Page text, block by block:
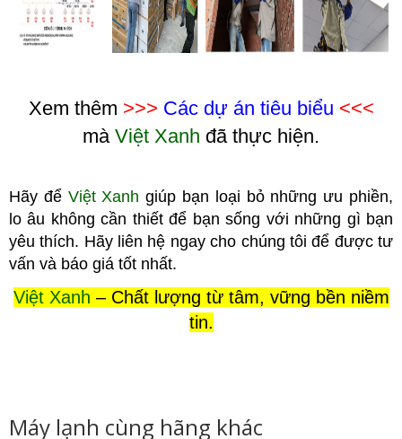
Xem thêm >>> Các dự án tiêu biểu <<<
mà Việt Xanh đã thực hiện.
Hãy để Việt Xanh giúp bạn loại bỏ những ưu phiền,
lo âu không cần thiết để bạn sống với những gì bạn
yêu thích. Hãy liên hệ ngay cho chúng tôi để được tư
vấn và báo giá tốt nhất.
Việt Xanh – Chất lượng từ tâm, vững bền niềm
tin.
Máy lạnh cùng hãng khác